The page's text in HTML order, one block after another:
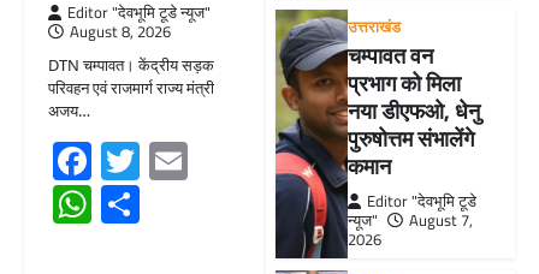
Editor "देवभूमि टूडे न्यूज"
August 8, 2026
DTN चम्पावत। केंद्रीय सड़क
परिवहन एवं राजमार्ग राज्य मंत्री
अजय…
Facebook
TwitterEmail
WhatsApp
उत्तराखंड
चम्पावत वन
प्रभाग को मिला
नया डीएफओ, धेनु
पुरुषोत्तम संभालेंगे
कमान
Editor "देवभूमि टूडे
न्यूज"
August 7,
2026